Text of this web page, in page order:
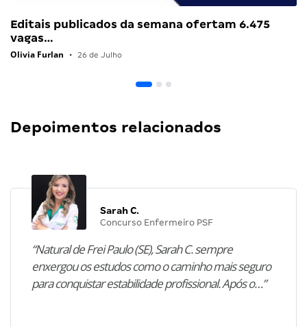
Editais publicados da semana ofertam 6.475
vagas…
Olivia Furlan • 26 de Julho
Depoimentos relacionados
Sarah C.
Concurso Enfermeiro PSF
“Natural de Frei Paulo (SE), Sarah C. sempre
enxergou os estudos como o caminho mais seguro
para conquistar estabilidade profissional. Após o…”